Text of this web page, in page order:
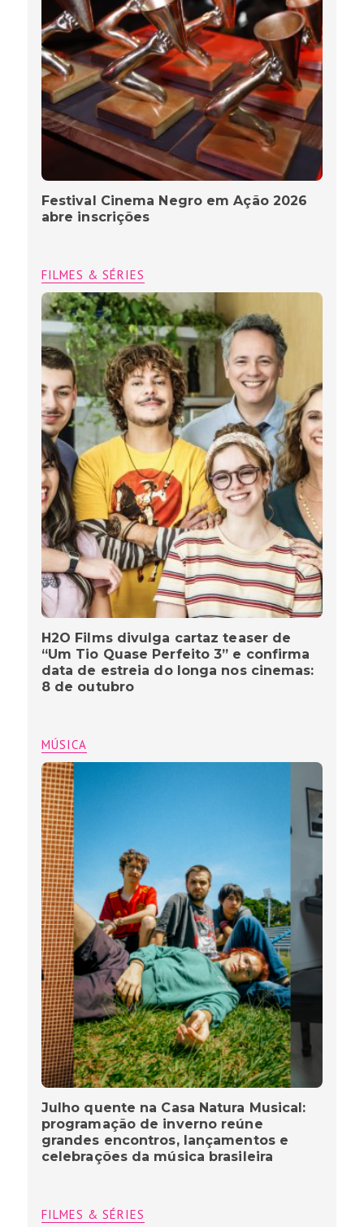
Festival Cinema Negro em Ação 2026
abre inscrições
FILMES & SÉRIES
H2O Films divulga cartaz teaser de
“Um Tio Quase Perfeito 3” e confirma
data de estreia do longa nos cinemas:
8 de outubro
MÚSICA
Julho quente na Casa Natura Musical:
programação de inverno reúne
grandes encontros, lançamentos e
celebrações da música brasileira
FILMES & SÉRIES